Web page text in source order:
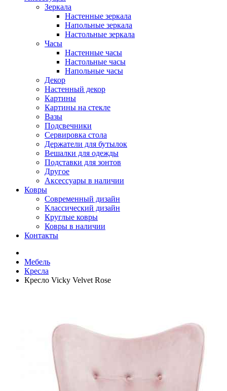
Зеркала
Настенные зеркала
Напольные зеркала
Настольные зеркала
Часы
Настенные часы
Настольные часы
Напольные часы
Декор
Настенный декор
Картины
Картины на стекле
Вазы
Подсвечники
Сервировка стола
Держатели для бутылок
Вешалки для одежды
Подставки для зонтов
Другое
Аксессуары в наличии
Ковры
Современный дизайн
Классический дизайн
Круглые ковры
Ковры в наличии
Контакты
Мебель
Кресла
Кресло Vicky Velvet Rose